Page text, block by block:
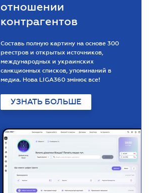
отношении
контрагентов
Составь полную картину на основе 300
реестров и открытых источников,
международных и украинских
санкционных списков, упоминаний в
медиа. Нова LIGA360 змінює все!
УЗНАТЬ БОЛЬШЕ